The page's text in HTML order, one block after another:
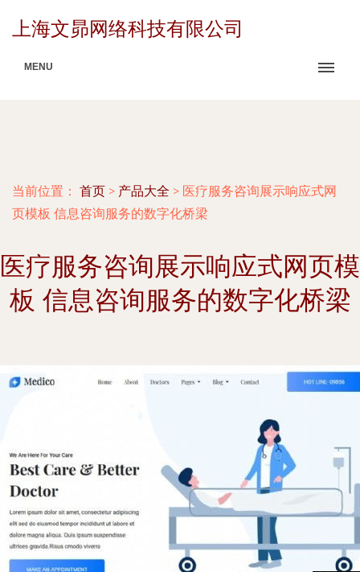
上海文昴网络科技有限公司
MENU
当前位置： 首页 > 产品大全 > 医疗服务咨询展示响应式网
页模板 信息咨询服务的数字化桥梁
医疗服务咨询展示响应式网页模
板 信息咨询服务的数字化桥梁